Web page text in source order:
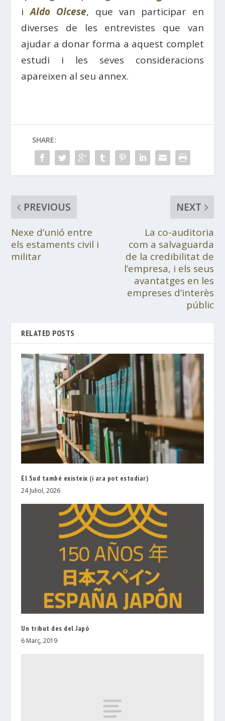
iAldo Olcese, que van participar en
diverses de les entrevistes que van
ajudar a donar forma a aquest complet
estudi i les seves consideracions
apareixen al seu annex.
SHARE:
PREVIOUS
Nexe d’unió entre
els estaments civil i
militar
NEXT
La co-auditoria
com a salvaguarda
de la credibilitat de
l’empresa, i els seus
avantatges en les
empreses d’interès
públic
RELATED POSTS
El Sud també existeix (i ara pot estudiar)
24 Juliol, 2026
Un tribut des del Japó
6 Març, 2019